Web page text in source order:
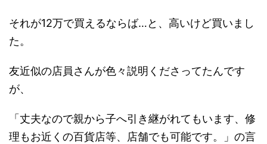
それが12万で買えるならば…と、高いけど買いまし
た。
友近似の店員さんが色々説明くださってたんです
が、
「丈夫なので親から子へ引き継がれてもいます、修
理もお近くの百貨店等、店舗でも可能です。」の言